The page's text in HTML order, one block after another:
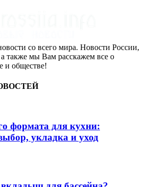
со всего мира. Новости России,
также мы Вам расскажем все о
и обществе!
формата для кухни:
укладка и уход